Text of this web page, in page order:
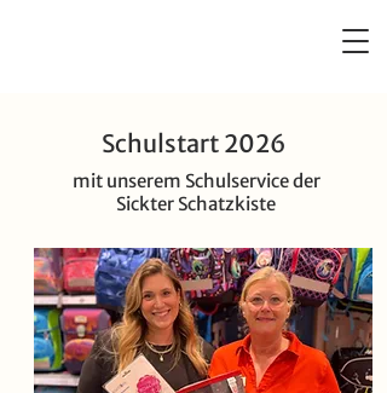
Schulstart 2026
mit unserem Schulservice der
Sickter Schatzkiste